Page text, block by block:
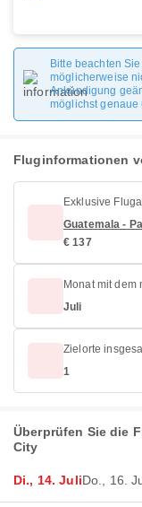
Bitte beachten
möglicherweise
Ankündigung
möglichst genaue
Fluginformationen
Exklusive
Guatemala -
€ 137
Monat mit dem
Juli
Zielorte
1
Überprüfen Sie die
City
Di., 14. JuliDo., 16.